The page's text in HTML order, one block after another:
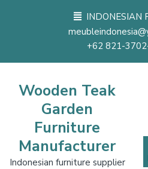
INDONESIAN
+62 821-
Wooden Teak
Garden
Furniture
Manufacturer
Indonesian furniture supplier